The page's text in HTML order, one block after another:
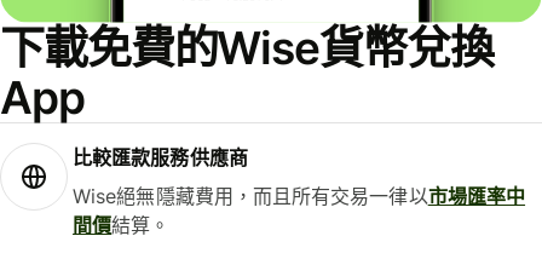
下載免費的Wise貨幣兌換
App
比較匯款服務供應商
Wise絕無隱藏費用，而且所有交易一律以市場匯率中
間價結算。